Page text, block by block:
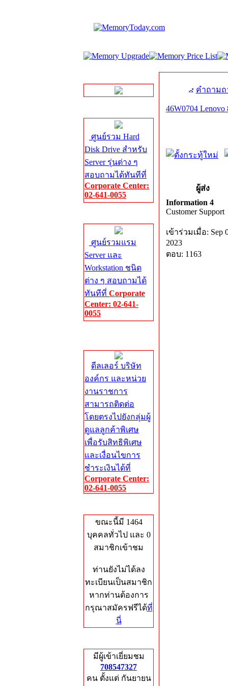
ศูนย์รวม Hard
Disk Drive สำหรับ
Server รุ่นต่าง ๆ
สอบถามได้ทันทีที่
Corporate Center:
02-641-0055
ศูนย์รวมแรม
Server และ
Workstation ชนิด
ต่าง ๆ สอบถามได้
ทันทีที่ Corporate
Center: 02-641-
0055
ดีลเลอร์ บริษัท
องค์กร และหน่วย
งานราชการ
สามารถติดต่อ
โดยตรงไปยังกลุ่มผู้
ดูแลลูกค้าพิเศษ
เพื่อรับสิทธิพิเศษ
และเงื่อนไขการ
ชำระเงินได้ที่
Corporate Center:
02-641-0055
ขณะนี้มี 1464
บุคคลทั่วไป และ 0
สมาชิกเข้าชม
ท่านยังไม่ได้ลง
ทะเบียนเป็นสมาชิก
หากท่านต้องการ
กรุณาสมัครฟรีได้ที่
นี่
มีผู้เข้าเยี่ยมชม
708547327
คน ตั้งแต่ กันยายน
คำถาม
46W0704 Lenovo
ผู้ส่ง
Information 4
Customer Support
เข้าร่วมเมื่อ: Sep
2023
ตอบ: 1163